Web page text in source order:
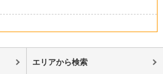
エリアから検索